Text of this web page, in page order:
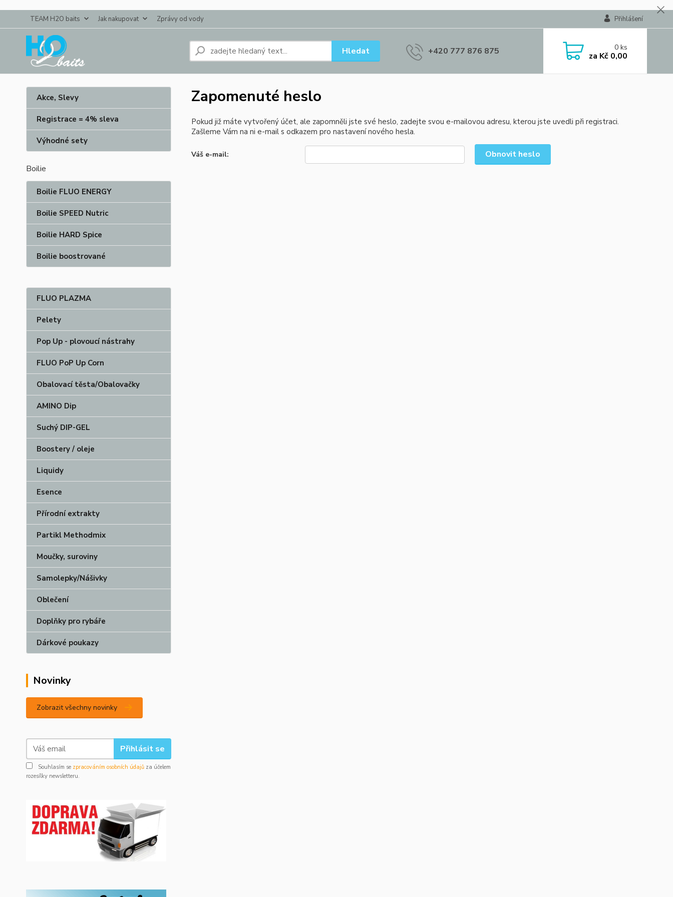
TEAM H2O baits Jak nakupovat Zprávy od vody Přihlášení
Hledat +420 777 876 875 0ks
za Kč 0,00
Akce, Slevy
Registrace = 4% sleva
Výhodné sety
Boilie
Boilie FLUO ENERGY
Boilie SPEED Nutric
Boilie HARD Spice
Boilie boostrované
FLUO PLAZMA
Pelety
Pop Up - plovoucí nástrahy
FLUO PoP Up Corn
Obalovací těsta/Obalovačky
AMINO Dip
Suchý DIP-GEL
Boostery / oleje
Liquidy
Esence
Přírodní extrakty
Partikl Methodmix
Moučky, suroviny
Samolepky/Nášivky
Oblečení
Doplňky pro rybáře
Dárkové poukazy
Novinky
Zobrazit všechny novinky
Přihlásit se
Souhlasím se zpracováním osobních údajů za účelem
rozesílky newsletteru.
Zapomenuté heslo
Pokud již máte vytvořený účet, ale zapomněli jste své heslo, zadejte svou e-mailovou adresu, kterou jste uvedli při registraci.
Zašleme Vám na ni e-mail s odkazem pro nastavení nového hesla.
Váš e-mail: Obnovit heslo